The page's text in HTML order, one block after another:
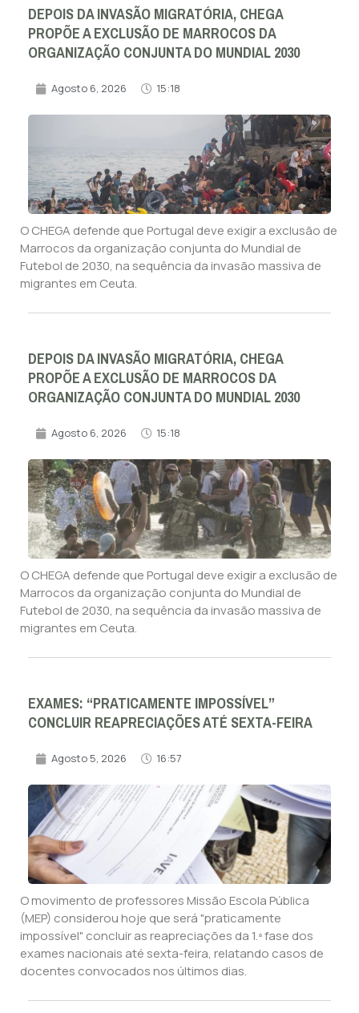
DEPOIS DA INVASÃO MIGRATÓRIA, CHEGA
PROPÕE A EXCLUSÃO DE MARROCOS DA
ORGANIZAÇÃO CONJUNTA DO MUNDIAL 2030
Agosto 6, 2026 15:18
O CHEGA defende que Portugal deve exigir a exclusão de
Marrocos da organização conjunta do Mundial de
Futebol de 2030, na sequência da invasão massiva de
migrantes em Ceuta.
DEPOIS DA INVASÃO MIGRATÓRIA, CHEGA
PROPÕE A EXCLUSÃO DE MARROCOS DA
ORGANIZAÇÃO CONJUNTA DO MUNDIAL 2030
Agosto 6, 2026 15:18
O CHEGA defende que Portugal deve exigir a exclusão de
Marrocos da organização conjunta do Mundial de
Futebol de 2030, na sequência da invasão massiva de
migrantes em Ceuta.
EXAMES: “PRATICAMENTE IMPOSSÍVEL”
CONCLUIR REAPRECIAÇÕES ATÉ SEXTA-FEIRA
Agosto 5, 2026 16:57
O movimento de professores Missão Escola Pública
(MEP) considerou hoje que será "praticamente
impossível" concluir as reapreciações da 1.ª fase dos
exames nacionais até sexta-feira, relatando casos de
docentes convocados nos últimos dias.